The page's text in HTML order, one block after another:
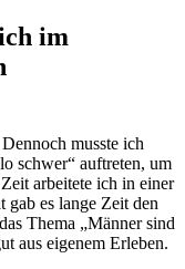
im
musste ich
schwer“ auftreten, um
arbeitete ich in einer
gab es lange Zeit den
Thema „Männer sind
aus eigenem Erleben.